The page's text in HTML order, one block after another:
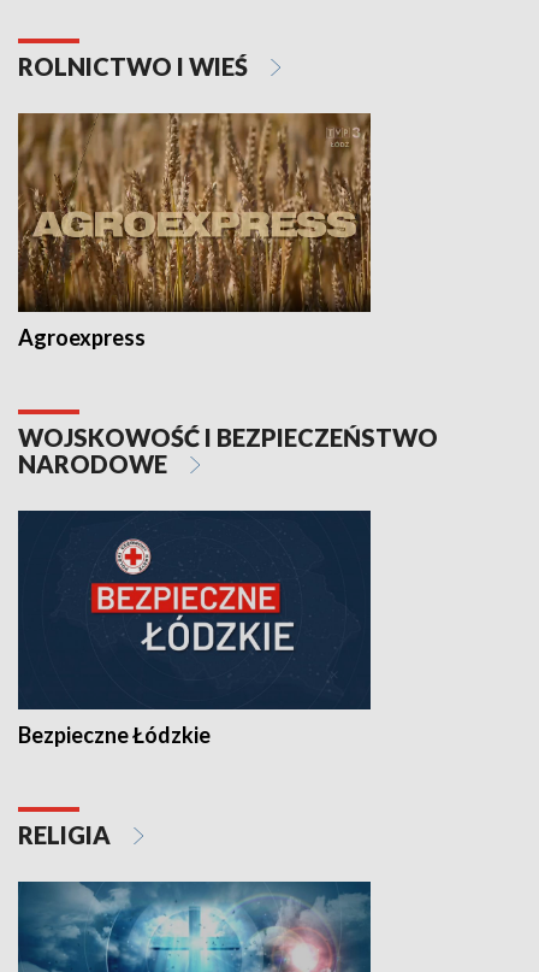
ROLNICTWO I WIEŚ
Agroexpress
WOJSKOWOŚĆ I BEZPIECZEŃSTWO
NARODOWE
Bezpieczne Łódzkie
RELIGIA